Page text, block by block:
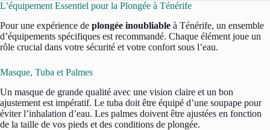
L’équipement Essentiel pour la Plongée à Ténérife
Pour une expérience de plongée inoubliable à Ténérife, un ensemble
d’équipements spécifiques est recommandé. Chaque élément joue un
rôle crucial dans votre sécurité et votre confort sous l’eau.
Masque, Tuba et Palmes
Un masque de grande qualité avec une vision claire et un bon
ajustement est impératif. Le tuba doit être équipé d’une soupape pour
éviter l’inhalation d’eau. Les palmes doivent être ajustées en fonction
de la taille de vos pieds et des conditions de plongée.